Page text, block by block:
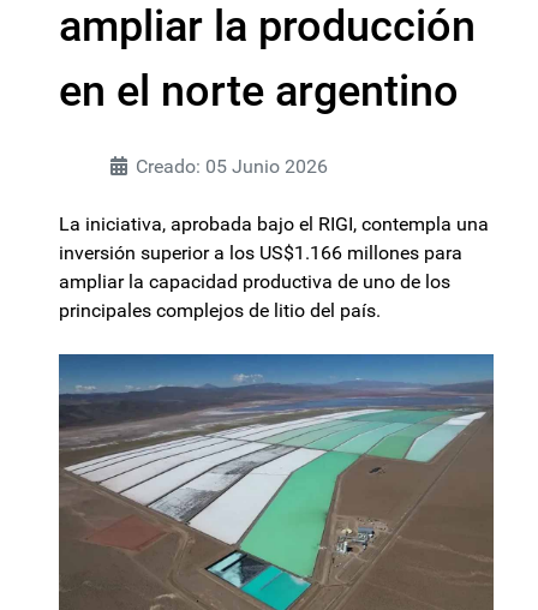
ampliar la producción
en el norte argentino
Creado: 05 Junio 2026
La iniciativa, aprobada bajo el RIGI, contempla una
inversión superior a los US$1.166 millones para
ampliar la capacidad productiva de uno de los
principales complejos de litio del país.